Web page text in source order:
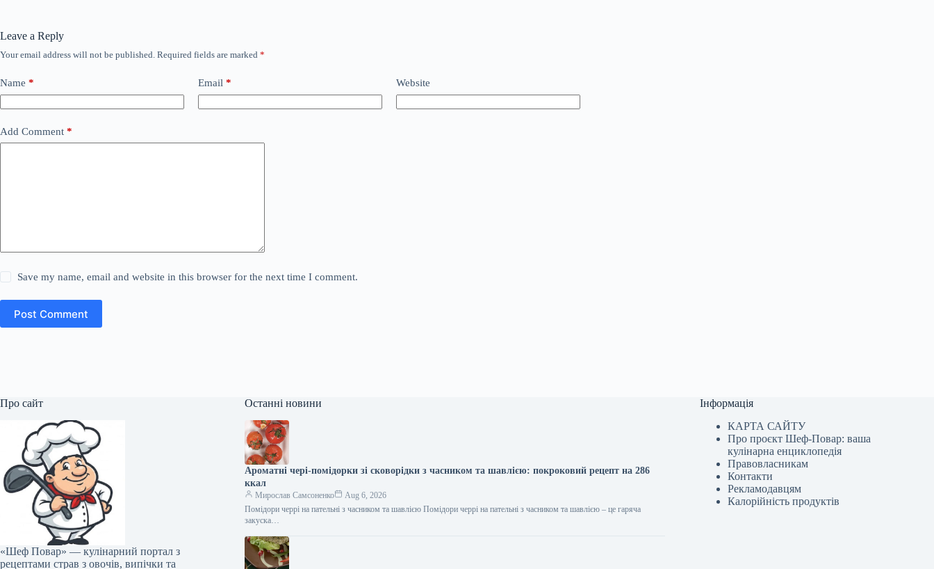
Leave a Reply
Your email address will not be published. Required fields are marked *
Name * Email * Website
Add Comment *
Save my name, email and website in this browser for the next time I comment.
Post Comment
Про сайт
«Шеф Повар» — кулінарний портал з
рецептами страв з овочів, випічки та
Останні новини
Ароматні чері-помідорки зі сковорідки з часником та шавлією: покроковий рецепт на 286
ккал
Мирослав Самсоненко
Aug 6, 2026
Помідори черрі на пательні з часником та шавлією Помідори черрі на пательні з часником та шавлією – це гаряча
закуска…
Інформація
КАРТА САЙТУ
Про проєкт Шеф-Повар: ваша
кулінарна енциклопедія
Правовласникам
Контакти
Рекламодавцям
Калорійність продуктів